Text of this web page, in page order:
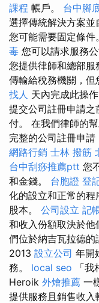
課程 帳戶。 台中腳
選擇傳統解決方案並
您可能需要固定條件
毒 您可以請求服務
您提供律師和總部服
傳輸給稅務機關，但
找人 天內完成此操作
提交公司註冊申請
付。 在我們律師的
完整的公司註冊申請
網路行銷 士林 撥筋
台中刮痧推薦ptt 您
和金錢。 台胞證 登
化的設立和正常的
股本。 公司設立 記
和收入份額取決於
們位於納吉瓦拉德的
2013 設立公司 年開
務。 local seo 「
Heroik 外燴推薦 一
提供服務且銷售收入